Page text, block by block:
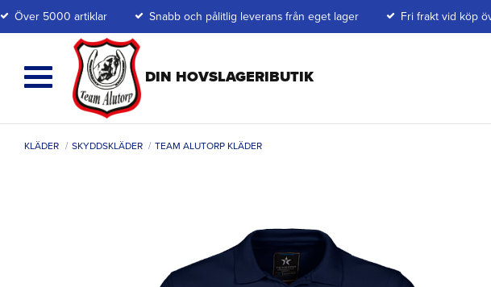
Över 5000 artiklar Snabb och pålitlig leverans från eget lager Fri frakt vid köp
KLÄDER SKYDDSKLÄDER TEAM ALUTORP KLÄDER